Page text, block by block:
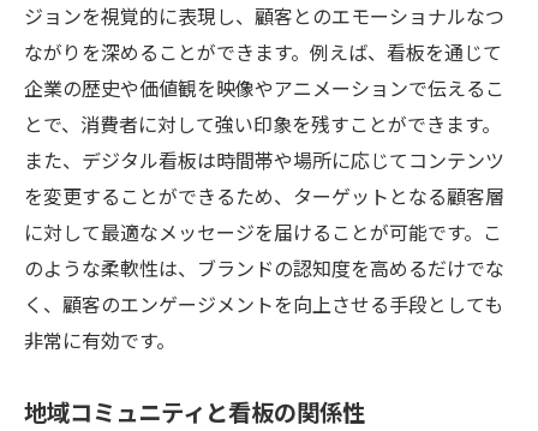
ジョンを視覚的に表現し、顧客とのエモーショナルなつ
ながりを深めることができます。例えば、看板を通じて
企業の歴史や価値観を映像やアニメーションで伝えるこ
とで、消費者に対して強い印象を残すことができます。
また、デジタル看板は時間帯や場所に応じてコンテンツ
を変更することができるため、ターゲットとなる顧客層
に対して最適なメッセージを届けることが可能です。こ
のような柔軟性は、ブランドの認知度を高めるだけでな
く、顧客のエンゲージメントを向上させる手段としても
非常に有効です。
地域コミュニティと看板の関係性